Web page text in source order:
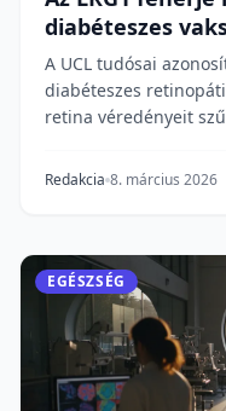
diabéteszes
A UCL tudósai
diabéteszes
retina véredényeit
Redakcia 8. március 2026
EGÉSZSÉG